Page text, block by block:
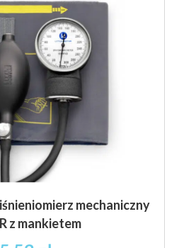
mechaniczny
z mankietem